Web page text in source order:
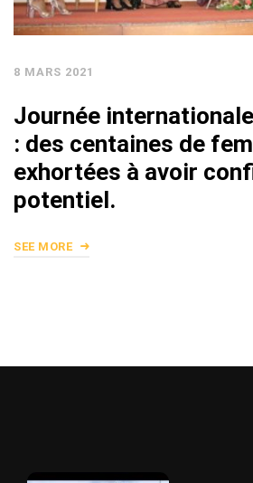
8 MARS 2021
Journée
: des centaines de
exhortées à avoir
potentiel.
SEE MORE